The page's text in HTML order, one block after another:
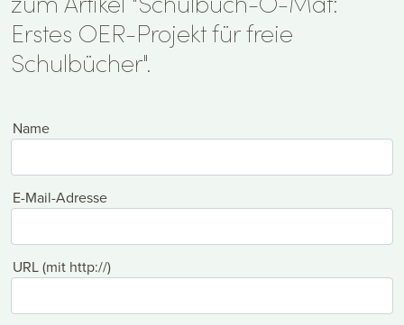
Erstes OER-Projekt für freie
Schulbücher".
Name
E-Mail-Adresse
URL (mit http://)